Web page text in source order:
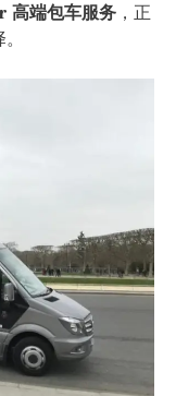
高端包车服务 ，正